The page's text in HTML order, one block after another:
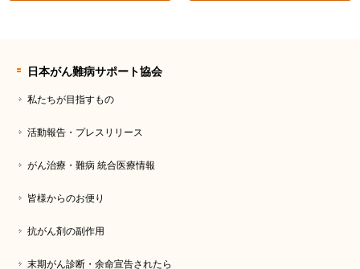
日本がん難病サポート協会
私たちが目指すもの
活動報告・プレスリリース
がん治療・難病 統合医療情報
皆様からのお便り
抗がん剤の副作用
末期がん診断・余命宣告されたら